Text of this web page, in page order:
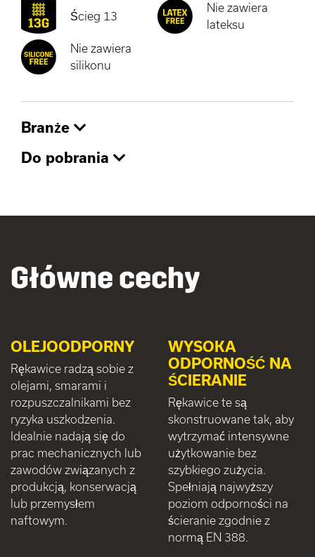
Ścieg 13
Nie zawiera
lateksu
Nie zawiera
silikonu
Branże
Do pobrania
Główne cechy
OLEJOODPORNY
Rękawice radzą sobie z
olejami, smarami i
rozpuszczalnikami bez
ryzyka uszkodzenia.
Idealnie nadają się do
prac mechanicznych lub
zawodów związanych z
produkcją, konserwacją
lub przemysłem
naftowym.
WYSOKA
ODPORNOŚĆ NA
ŚCIERANIE
Rękawice te są
skonstruowane tak, aby
wytrzymać intensywne
użytkowanie bez
szybkiego zużycia.
Spełniają najwyższy
poziom odporności na
ścieranie zgodnie z
normą EN 388.